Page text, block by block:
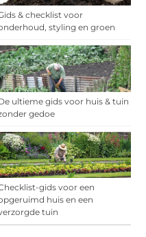
& checklist voor
styling en groen
ultieme gids voor huis & tuin
gedoe
gids voor een
huis en een
tuin